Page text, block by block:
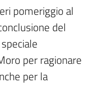
pomeriggio al
del
per ragionare
per la